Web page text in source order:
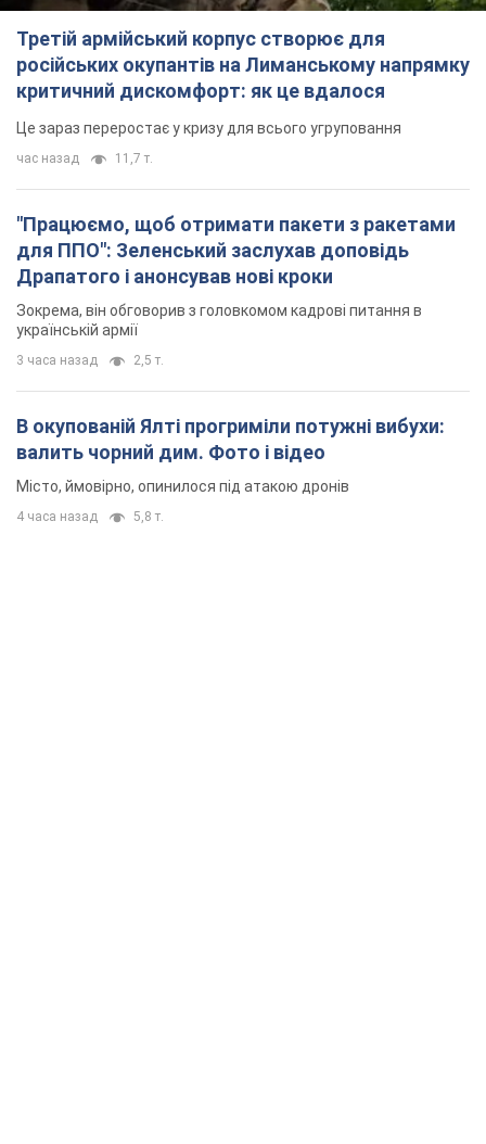
Третій армійський корпус створює для
російських окупантів на Лиманському напрямку
критичний дискомфорт: як це вдалося
Це зараз переростає у кризу для всього угруповання
час назад 11,7 т.
"Працюємо, щоб отримати пакети з ракетами
для ППО": Зеленський заслухав доповідь
Драпатого і анонсував нові кроки
Зокрема, він обговорив з головкомом кадрові питання в
українській армії
3 часа назад 2,5 т.
В окупованій Ялті прогриміли потужні вибухи:
валить чорний дим. Фото і відео
Місто, ймовірно, опинилося під атакою дронів
4 часа назад 5,8 т.